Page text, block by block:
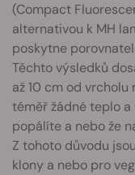
(Compact
alternativou k MH
poskytne
Těchto výsledků
až 10 cm od vrcholu
téměř žádné teplo
popálíte a nebo že
Z tohoto důvodu
klony a nebo pro